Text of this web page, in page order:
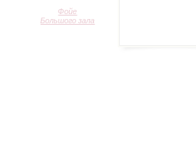
Фойе
Большого зала